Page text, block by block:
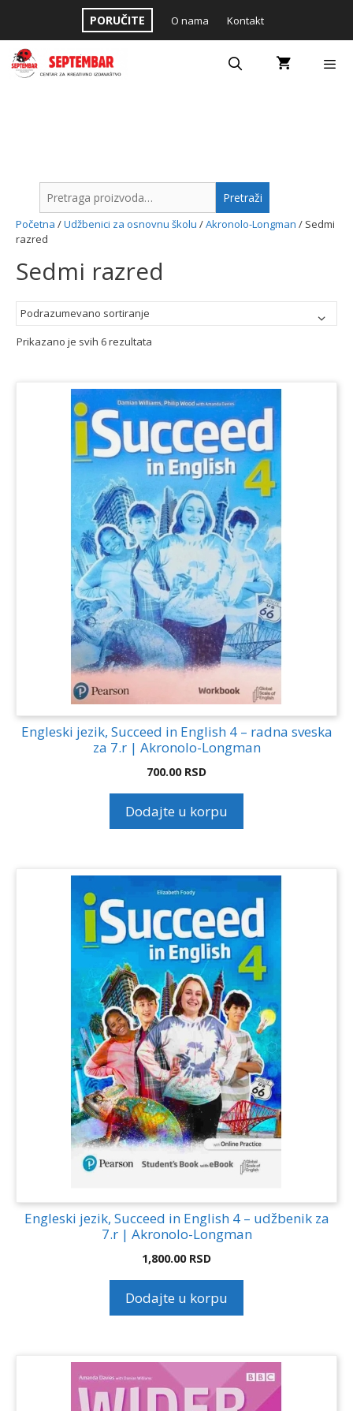
content
PORUČITE O nama Kontakt
Početna /Udžbenici za osnovnu školu /Akronolo-Longman / Sedmi
razred
Sedmi razred
Prikazano je svih 6 rezultata
Engleski jezik, Succeed in English 4 – radna sveska
za 7.r | Akronolo-Longman
700.00 RSD
Dodajte u korpu
Engleski jezik, Succeed in English 4 – udžbenik za
7.r | Akronolo-Longman
1,800.00 RSD
Dodajte u korpu
Pretraga
za:
Pretraži